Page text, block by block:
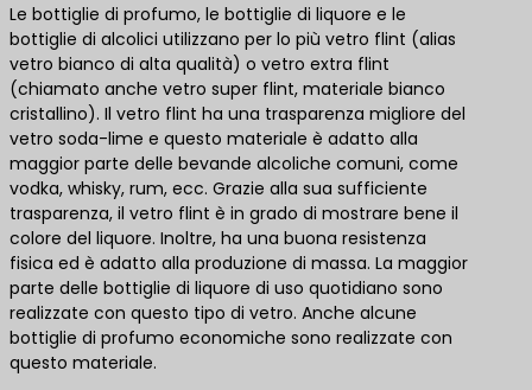
Le bottiglie di profumo, le bottiglie di liquore e le
bottiglie di alcolici utilizzano per lo più vetro flint (alias
vetro bianco di alta qualità) o vetro extra flint
(chiamato anche vetro super flint, materiale bianco
cristallino). Il vetro flint ha una trasparenza migliore del
vetro soda-lime e questo materiale è adatto alla
maggior parte delle bevande alcoliche comuni, come
vodka, whisky, rum, ecc. Grazie alla sua sufficiente
trasparenza, il vetro flint è in grado di mostrare bene il
colore del liquore. Inoltre, ha una buona resistenza
fisica ed è adatto alla produzione di massa. La maggior
parte delle bottiglie di liquore di uso quotidiano sono
realizzate con questo tipo di vetro. Anche alcune
bottiglie di profumo economiche sono realizzate con
questo materiale.